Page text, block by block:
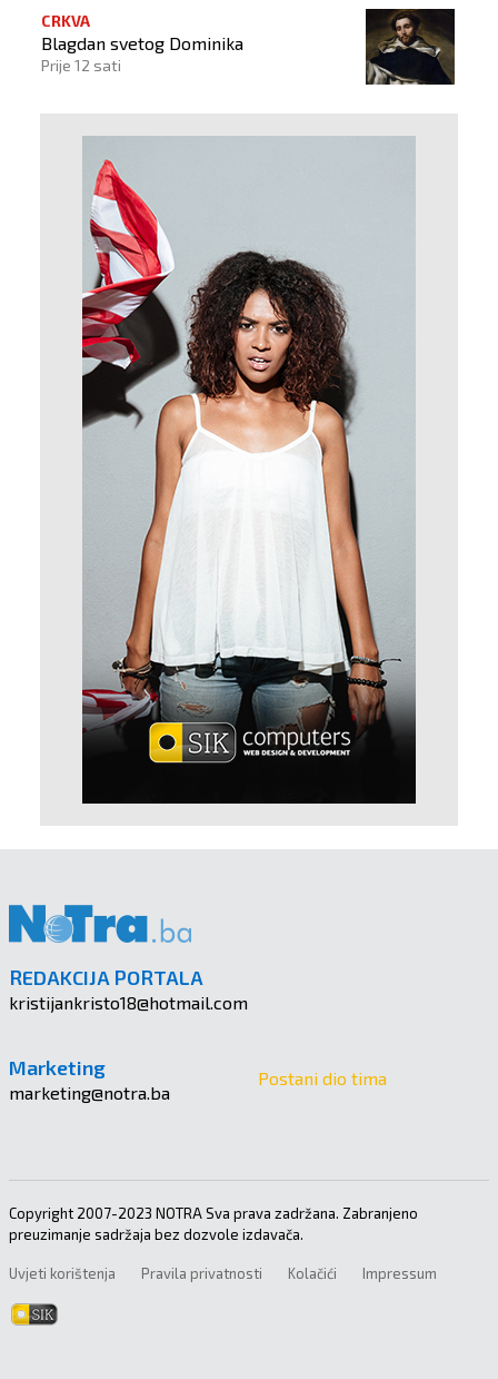
CRKVA
Blagdan svetog Dominika
Prije 12 sati
REDAKCIJA PORTALA
kristijankristo18@hotmail.com
Marketing
marketing@notra.ba
Postani dio tima
Copyright 2007-2023 NOTRA Sva prava zadržana. Zabranjeno
preuzimanje sadržaja bez dozvole izdavača.
Uvjeti korištenja Pravila privatnosti Kolačići Impressum